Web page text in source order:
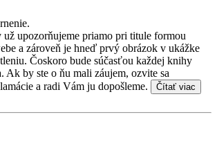
upozorňujeme priamo pri titule formou
a zároveň je hneď prvý obrázok v ukážke
Čoskoro bude súčasťou každej knihy
Ak by ste o ňu mali záujem, ozvite sa
a radi Vám ju dopošleme.
Čítať viac